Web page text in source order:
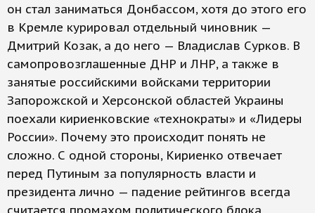
он стал заниматься Донбассом, хотя до этого его
в Кремле курировал отдельный чиновник —
Дмитрий Козак, а до него — Владислав Сурков. В
самопровозглашенные ДНР и ЛНР, а также в
занятые российскими войсками территории
Запорожской и Херсонской областей Украины
поехали кириенковские «технократы» и «Лидеры
России». Почему это происходит понять не
сложно. С одной стороны, Кириенко отвечает
перед Путиным за популярность власти и
президента лично — падение рейтингов всегда